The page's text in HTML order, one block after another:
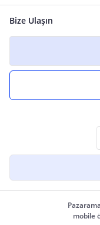
Bize Ulaşın
mobile